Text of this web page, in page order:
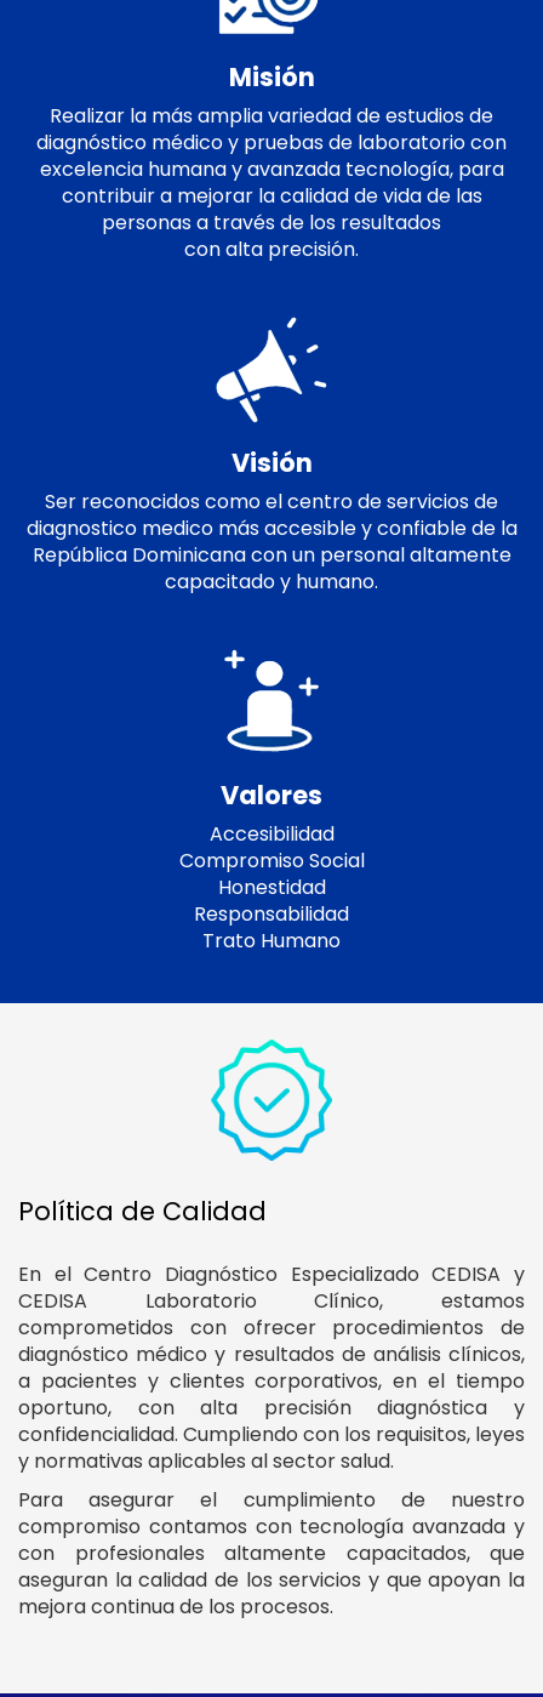
Misión
Realizar la más amplia variedad de estudios de
diagnóstico médico y pruebas de laboratorio con
excelencia humana y avanzada tecnología, para
contribuir a mejorar la calidad de vida de las
personas a través de los resultados
con alta precisión.
Visión
Ser reconocidos como el centro de servicios de
diagnostico medico más accesible y confiable de la
República Dominicana con un personal altamente
capacitado y humano.
Valores
Accesibilidad
Compromiso Social
Honestidad
Responsabilidad
Trato Humano
Política de Calidad
En el Centro Diagnóstico Especializado CEDISA y
CEDISA Laboratorio Clínico, estamos
comprometidos con ofrecer procedimientos de
diagnóstico médico y resultados de análisis clínicos,
a pacientes y clientes corporativos, en el tiempo
oportuno, con alta precisión diagnóstica y
confidencialidad. Cumpliendo con los requisitos, leyes
y normativas aplicables al sector salud.
Para asegurar el cumplimiento de nuestro
compromiso contamos con tecnología avanzada y
con profesionales altamente capacitados, que
aseguran la calidad de los servicios y que apoyan la
mejora continua de los procesos.